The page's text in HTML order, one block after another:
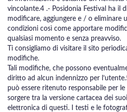
vincolante.4 .- Posidonia Festival ha il
modificare, aggiungere e / o eliminare
condizioni così come apportare
qualsiasi momento e senza preavviso.
Ti consigliamo di visitare il sito
modifiche.
Tali modifiche, che possono
diritto ad alcun indennizzo per
può essere ritenuto responsabile per
sorgere tra la versione cartacea dei
elettronica di questi. I testi e le